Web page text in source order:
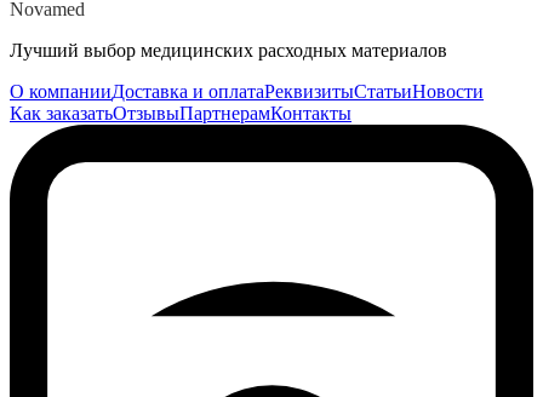
Novamed
Лучший выбор медицинских расходных материалов
О компанииДоставка и оплатаРеквизитыСтатьиНовости
Как заказатьОтзывыПартнерамКонтакты